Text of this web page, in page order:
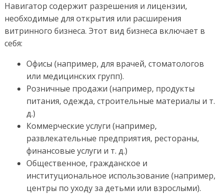
Навигатор содержит разрешения и лицензии,
необходимые для открытия или расширения
витринного бизнеса. Этот вид бизнеса включает в
себя:
Офисы (например, для врачей, стоматологов
или медицинских групп).
Розничные продажи (например, продукты
питания, одежда, строительные материалы и т.
д.)
Коммерческие услуги (например,
развлекательные предприятия, рестораны,
финансовые услуги и т. д.)
Общественное, гражданское и
институциональное использование (например,
центры по уходу за детьми или взрослыми).